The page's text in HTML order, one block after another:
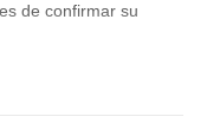
de confirmar su